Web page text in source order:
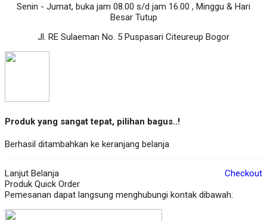
Senin - Jumat, buka jam 08.00 s/d jam 16.00 , Minggu & Hari
Besar Tutup
Jl. RE Sulaeman No. 5 Puspasari Citeureup Bogor
Produk yang sangat tepat, pilihan bagus..!
Berhasil ditambahkan ke keranjang belanja
Lanjut Belanja
Checkout
Produk Quick Order
Pemesanan dapat langsung menghubungi kontak dibawah: